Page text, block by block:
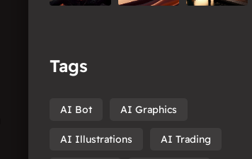
Tags
AI Bot AI Graphics
AI Illustrations AI Trading